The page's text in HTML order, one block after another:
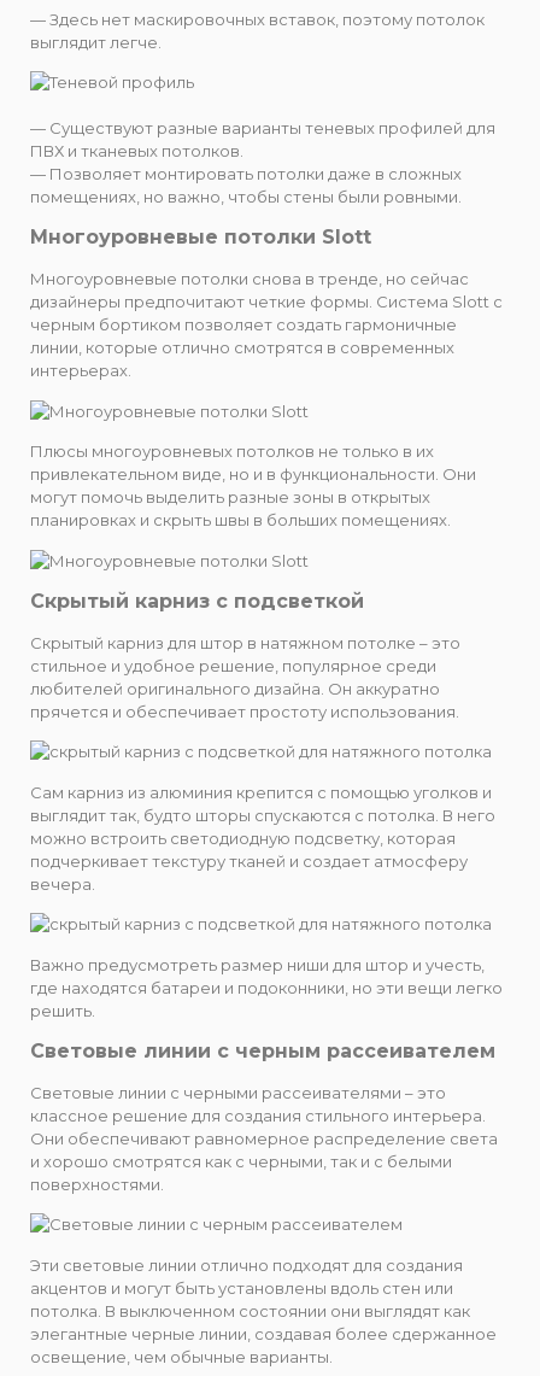
— Здесь нет маскировочных вставок, поэтому потолок
выглядит легче.
— Существуют разные варианты теневых профилей для
ПВХ и тканевых потолков.
— Позволяет монтировать потолки даже в сложных
помещениях, но важно, чтобы стены были ровными.
Многоуровневые потолки Slott
Многоуровневые потолки снова в тренде, но сейчас
дизайнеры предпочитают четкие формы. Система Slott с
черным бортиком позволяет создать гармоничные
линии, которые отлично смотрятся в современных
интерьерах.
Плюсы многоуровневых потолков не только в их
привлекательном виде, но и в функциональности. Они
могут помочь выделить разные зоны в открытых
планировках и скрыть швы в больших помещениях.
Скрытый карниз с подсветкой
Скрытый карниз для штор в натяжном потолке – это
стильное и удобное решение, популярное среди
любителей оригинального дизайна. Он аккуратно
прячется и обеспечивает простоту использования.
Сам карниз из алюминия крепится с помощью уголков и
выглядит так, будто шторы спускаются с потолка. В него
можно встроить светодиодную подсветку, которая
подчеркивает текстуру тканей и создает атмосферу
вечера.
Важно предусмотреть размер ниши для штор и учесть,
где находятся батареи и подоконники, но эти вещи легко
решить.
Световые линии с черным рассеивателем
Световые линии с черными рассеивателями – это
классное решение для создания стильного интерьера.
Они обеспечивают равномерное распределение света
и хорошо смотрятся как с черными, так и с белыми
поверхностями.
Эти световые линии отлично подходят для создания
акцентов и могут быть установлены вдоль стен или
потолка. В выключенном состоянии они выглядят как
элегантные черные линии, создавая более сдержанное
освещение, чем обычные варианты.